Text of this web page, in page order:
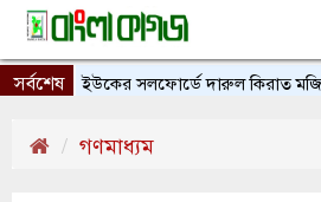
সর্বশেষইউকের সলফোর্ডে দারুল কিরাত
গণমাধ্যম